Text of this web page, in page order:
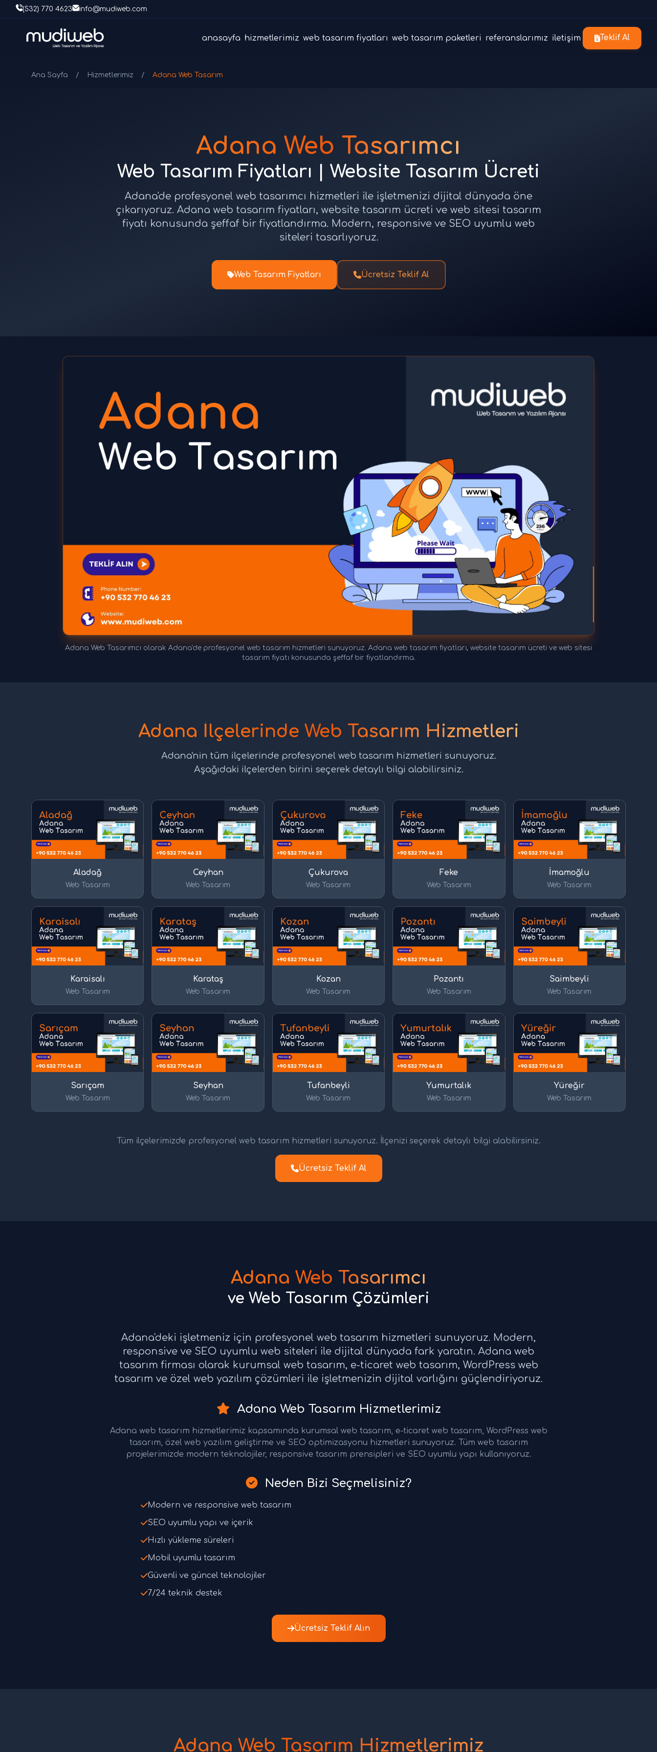
(532) 770 4623 info@mudiweb.com
anasayfa hizmetlerimiz web tasarım fiyatları web tasarım paketleri referanslarımız iletişim Teklif Al
Ana Sayfa / Hizmetlerimiz / Adana Web Tasarım
Adana Web Tasarımcı
Web Tasarım Fiyatları | Website Tasarım Ücreti
Adana'de profesyonel web tasarımcı hizmetleri ile işletmenizi dijital dünyada öne
çıkarıyoruz. Adana web tasarım fiyatları, website tasarım ücreti ve web sitesi tasarım
fiyatı konusunda şeffaf bir fiyatlandırma. Modern, responsive ve SEO uyumlu web
siteleri tasarlıyoruz.
Web Tasarım Fiyatları Ücretsiz Teklif Al
Adana Web Tasarımcı olarak Adana'de profesyonel web tasarım hizmetleri sunuyoruz. Adana web tasarım fiyatları, website tasarım ücreti ve web sitesi
tasarım fiyatı konusunda şeffaf bir fiyatlandırma.
Adana İlçelerinde Web Tasarım Hizmetleri
Adana'nin tüm ilçelerinde profesyonel web tasarım hizmetleri sunuyoruz.
Aşağıdaki ilçelerden birini seçerek detaylı bilgi alabilirsiniz.
Aladağ
Web Tasarım
Ceyhan
Web Tasarım
Çukurova
Web Tasarım
Feke
Web Tasarım
İmamoğlu
Web Tasarım
Karaisalı
Web Tasarım
Karataş
Web Tasarım
Kozan
Web Tasarım
Pozantı
Web Tasarım
Saimbeyli
Web Tasarım
Sarıçam
Web Tasarım
Seyhan
Web Tasarım
Tufanbeyli
Web Tasarım
Yumurtalık
Web Tasarım
Yüreğir
Web Tasarım
Tüm ilçelerimizde profesyonel web tasarım hizmetleri sunuyoruz. İlçenizi seçerek detaylı bilgi alabilirsiniz.
Ücretsiz Teklif Al
Adana Web Tasarımcı
ve Web Tasarım Çözümleri
Adana'deki işletmeniz için profesyonel web tasarım hizmetleri sunuyoruz. Modern,
responsive ve SEO uyumlu web siteleri ile dijital dünyada fark yaratın. Adana web
tasarım firması olarak kurumsal web tasarım, e-ticaret web tasarım, WordPress web
tasarım ve özel web yazılım çözümleri ile işletmenizin dijital varlığını güçlendiriyoruz.
Adana Web Tasarım Hizmetlerimiz
Adana web tasarım hizmetlerimiz kapsamında kurumsal web tasarım, e-ticaret web tasarım, WordPress web
tasarım, özel web yazılım geliştirme ve SEO optimizasyonu hizmetleri sunuyoruz. Tüm web tasarım
projelerimizde modern teknolojiler, responsive tasarım prensipleri ve SEO uyumlu yapı kullanıyoruz.
Neden Bizi Seçmelisiniz?
Modern ve responsive web tasarım
SEO uyumlu yapı ve içerik
Hızlı yükleme süreleri
Mobil uyumlu tasarım
Güvenli ve güncel teknolojiler
7/24 teknik destek
Ücretsiz Teklif Alın
Adana Web Tasarım Hizmetlerimiz